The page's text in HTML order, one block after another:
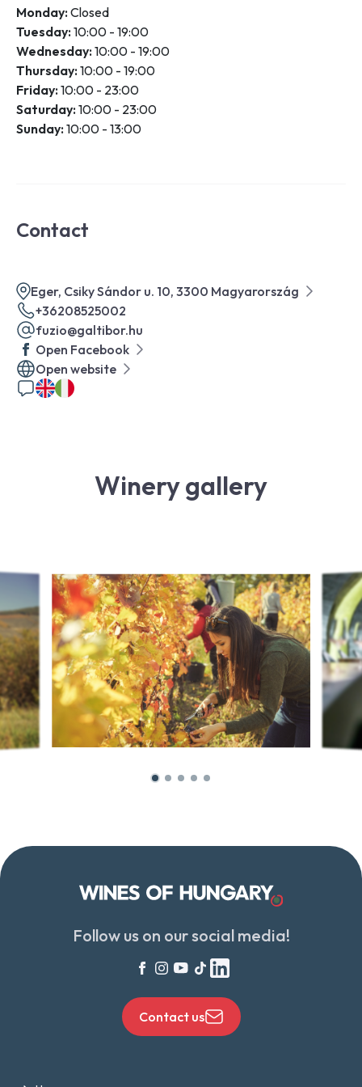
Monday:Closed
Tuesday:10:00 - 19:00
Wednesday:10:00 - 19:00
Thursday:10:00 - 19:00
Friday:10:00 - 23:00
Saturday:10:00 - 23:00
Sunday:10:00 - 13:00
Contact
Eger, Csiky Sándor u. 10, 3300 Magyarország
+36208525002
fuzio@galtibor.hu
Open Facebook
Open website
Winery gallery
Follow us on our social media!
Contact us